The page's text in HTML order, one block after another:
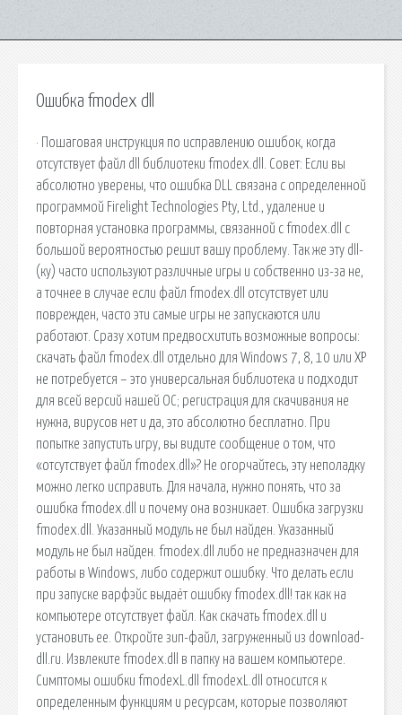
Ошибка fmodex dll
· Пошаговая инструкция по исправлению ошибок, когда
отсутствует файл dll библиотеки fmodex.dll. Совет: Если вы
абсолютно уверены, что ошибка DLL связана с определенной
программой Firelight Technologies Pty, Ltd., удаление и
повторная установка программы, связанной с fmodex.dll с
большой вероятностью решит вашу проблему. Так же эту dll-
(ку) часто используют различные игры и собственно из-за не,
а точнее в случае если файл fmodex.dll отсутствует или
поврежден, часто эти самые игры не запускаются или
работают. Сразу хотим предвосхитить возможные вопросы:
скачать файл fmodex.dll отдельно для Windows 7, 8, 10 или XP
не потребуется – это универсальная библиотека и подходит
для всей версий нашей ОС; регистрация для скачивания не
нужна, вирусов нет и да, это абсолютно бесплатно. При
попытке запустить игру, вы видите сообщение о том, что
«отсутствует файл fmodex.dll»? Не огорчайтесь, эту неполадку
можно легко исправить. Для начала, нужно понять, что за
ошибка fmodex.dll и почему она возникает. Ошибка загрузки
fmodex.dll. Указанный модуль не был найден. Указанный
модуль не был найден. fmodex.dll либо не предназначен для
работы в Windows, либо содержит ошибку. Что делать если
при запуске варфэйс выдаёт ошибку fmodex.dll! так как на
компьютере отсутствует файл. Как скачать fmodex.dll и
установить ее. Откройте зип-файл, загруженный из download-
dll.ru. Извлеките fmodex.dll в папку на вашем компьютере.
Симптомы ошибки fmodexL.dll fmodexL.dll относится к
определенным функциям и ресурсам, которые позволяют